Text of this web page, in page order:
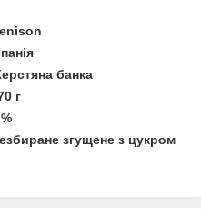
банка
г
згущене з цукром